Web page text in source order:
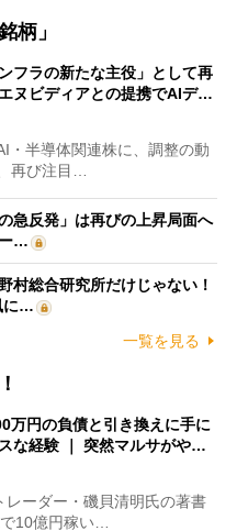
柄」
フラの新たな主役」として再
ヌビディアとの提携でAIデ…
半導体関連株に、調整の動
再び注目…
急反発」は再びの上昇局面へ
…
村総合研究所だけじゃない！
に…
一覧を見る
万円の負債と引き換えに手に
な経験 ｜ 突然マルサがや…
ーダー・磯貝清明氏の著書
10億円稼い…